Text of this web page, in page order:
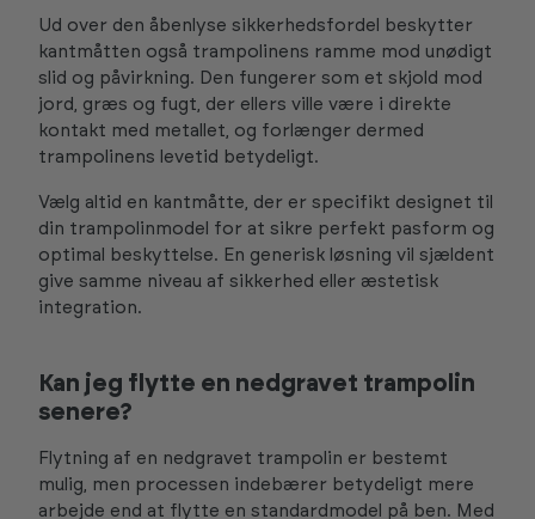
Ud over den åbenlyse sikkerhedsfordel beskytter
kantmåtten også trampolinens ramme mod unødigt
slid og påvirkning. Den fungerer som et skjold mod
jord, græs og fugt, der ellers ville være i direkte
kontakt med metallet, og forlænger dermed
trampolinens levetid betydeligt.
Vælg altid en kantmåtte, der er specifikt designet til
din trampolinmodel for at sikre perfekt pasform og
optimal beskyttelse. En generisk løsning vil sjældent
give samme niveau af sikkerhed eller æstetisk
integration.
Kan jeg flytte en nedgravet trampolin
senere?
Flytning af en nedgravet trampolin er bestemt
mulig, men processen indebærer betydeligt mere
arbejde end at flytte en standardmodel på ben. Med